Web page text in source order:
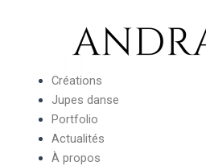
Créations
Jupes danse
Portfolio
Actualités
À propos
Menu